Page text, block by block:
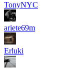
TonyNYC
ariete69m
Erluki